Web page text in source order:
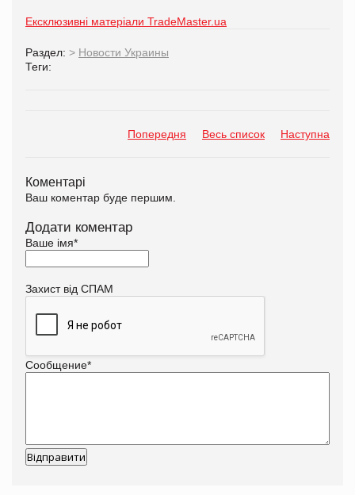
Ексклюзивні матеріали TradeMaster.ua
Раздел: > Новости Украины
Теги:
Попередня Весь список Наступна
Коментарі
Ваш коментар буде першим.
Додати коментар
Ваше імя*
Захист від СПАМ
Сообщение*